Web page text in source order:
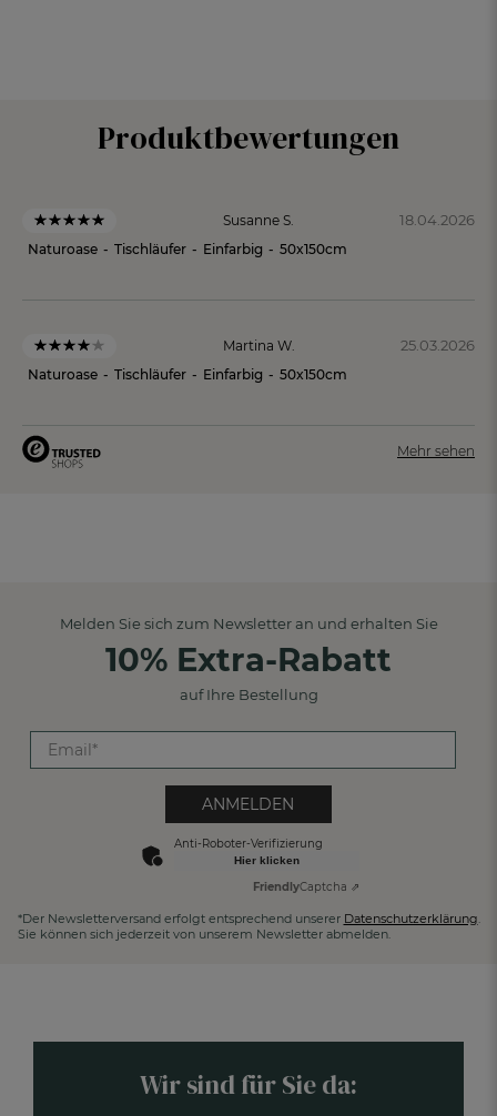
Produktbewertungen
Susanne S. 18.04.2026
Naturoase - Tischläufer - Einfarbig - 50x150cm
Martina W. 25.03.2026
Naturoase - Tischläufer - Einfarbig - 50x150cm
Mehr sehen
Melden Sie sich zum Newsletter an und erhalten Sie
10% Extra-Rabatt
auf Ihre Bestellung
ANMELDEN
Anti-Roboter-Verifizierung
Hier klicken
FriendlyCaptcha ⇗
*Der Newsletterversand erfolgt entsprechend unserer Datenschutzerklärung.
Sie können sich jederzeit von unserem Newsletter abmelden.
Wir sind für Sie da: